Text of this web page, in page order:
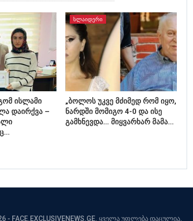
ისლამი
დაირქვა –
ᲡᲚᲐᲘᲓᲔᲠᲘ
„ბოლოს უკვე მძიმედ რომ იყო,
ნარდში მომიგო 4-0 და ისე
გამხნევდა… მიყვარხარ მამა…
- FACE.EXCLUSIVENEWS.GE. ყველა უფლება დაცულია.